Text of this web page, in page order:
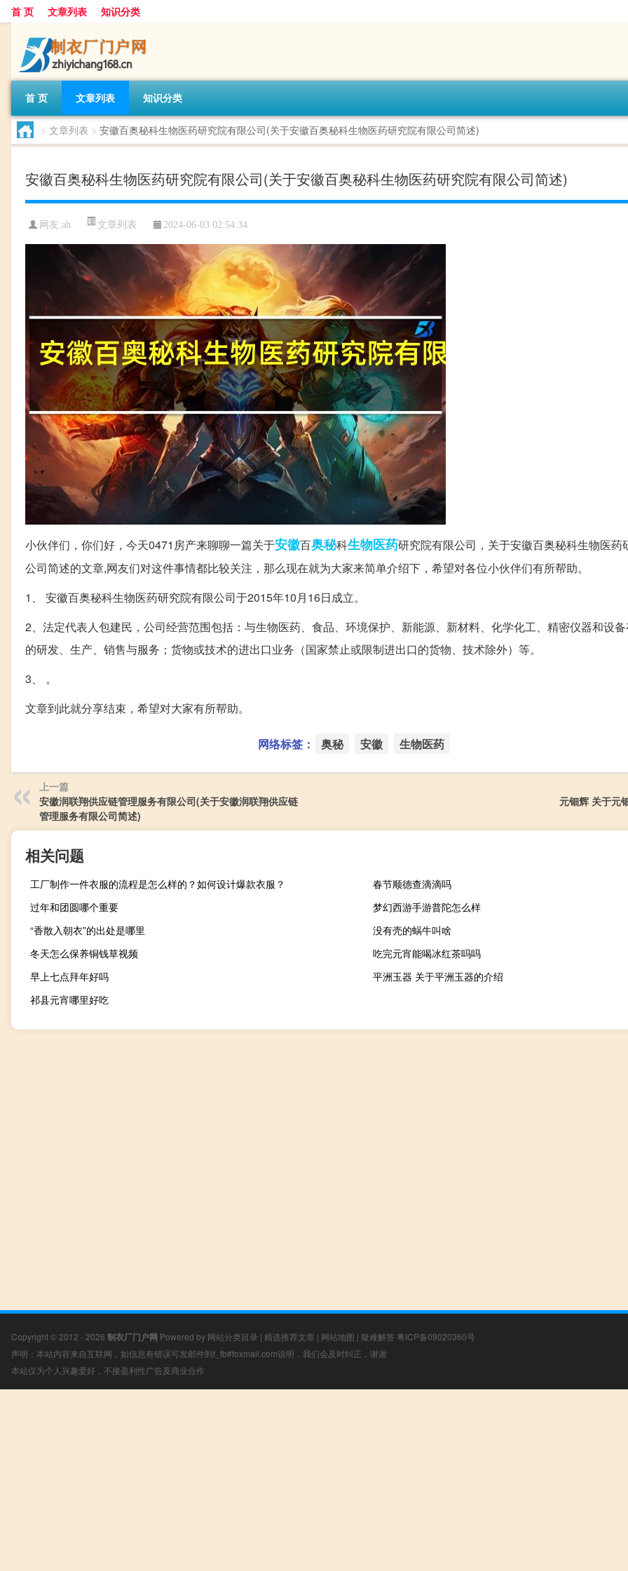
首 页 文章列表 知识分类
首 页 文章列表 知识分类
> 文章列表 > 安徽百奥秘科生物医药研究院有限公司(关于安徽百奥秘科生物医药研究院有限公司简述)
安徽百奥秘科生物医药研究院有限公司(关于安徽百奥秘科生物医药研究院有限公司简述)
网友:ah 文章列表 2024-06-03 02:54:34
小伙伴们，你们好，今天0471房产来聊聊一篇关于安徽百奥秘科生物医药研究院有限公司，关于安徽百奥秘科生物医药
公司简述的文章,网友们对这件事情都比较关注，那么现在就为大家来简单介绍下，希望对各位小伙伴们有所帮助。
1、 安徽百奥秘科生物医药研究院有限公司于2015年10月16日成立。
2、法定代表人包建民，公司经营范围包括：与生物医药、食品、环境保护、新能源、新材料、化学化工、精密仪器和设
的研发、生产、销售与服务；货物或技术的进出口业务（国家禁止或限制进出口的货物、技术除外）等。
3、 。
文章到此就分享结束，希望对大家有所帮助。
网络标签： 奥秘 安徽 生物医药
上一篇
安徽润联翔供应链管理服务有限公司(关于安徽润联翔供应链
管理服务有限公司简述)
元钿辉 关于元
相关问题
工厂制作一件衣服的流程是怎么样的？如何设计爆款衣服？
春节顺德查滴滴吗
过年和团圆哪个重要
梦幻西游手游普陀怎么样
“香散入朝衣”的出处是哪里
没有壳的蜗牛叫啥
冬天怎么保养铜钱草视频
吃完元宵能喝冰红茶吗吗
早上七点拜年好吗
平洲玉器 关于平洲玉器的介绍
祁县元宵哪里好吃
Copyright © 2012 - 2026 制衣厂门户网 Powered by 网站分类目录 | 精选推荐文章 | 网站地图 | 疑难解答 粤ICP备09020360号
声明：本站内容来自互联网，如信息有错误可发邮件到f_fb#foxmail.com说明，我们会及时纠正，谢谢
本站仅为个人兴趣爱好，不接盈利性广告及商业合作